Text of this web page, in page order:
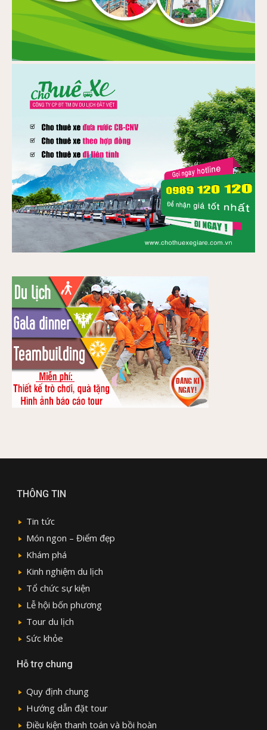
THÔNG TIN
Tin tức
Món ngon – Điểm đẹp
Khám phá
Kinh nghiệm du lịch
Tổ chức sự kiện
Lễ hội bốn phương
Tour du lịch
Sức khỏe
Hỗ trợ chung
Quy định chung
Hướng dẫn đặt tour
Điều kiện thanh toán và bồi hoàn